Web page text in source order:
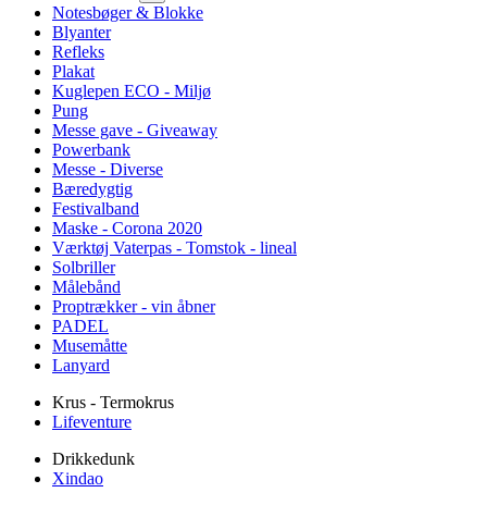
Notesbøger & Blokke
Blyanter
Refleks
Plakat
Kuglepen ECO - Miljø
Pung
Messe gave - Giveaway
Powerbank
Messe - Diverse
Bæredygtig
Festivalband
Maske - Corona 2020
Værktøj Vaterpas - Tomstok - lineal
Solbriller
Målebånd
Proptrækker - vin åbner
PADEL
Musemåtte
Lanyard
Krus - Termokrus
Lifeventure
Drikkedunk
Xindao